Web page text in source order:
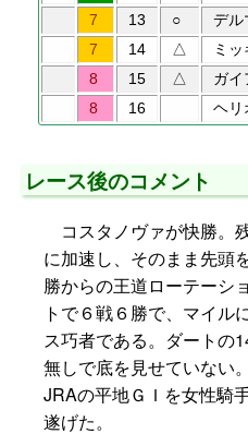
7
13 ○ デル
7
14 △ ミ
8
15 △ ガイ
8
16 ヘリ
レース後のコメント
コスタノヴァが快勝。
に加速し、そのまま先頭
勝からの王道ローテーシ
トで６戦６勝で、マイル
ス巧者である。ダートの
無しで底を見せていない
JRAの平地ＧＩを女性騎
遂げた。